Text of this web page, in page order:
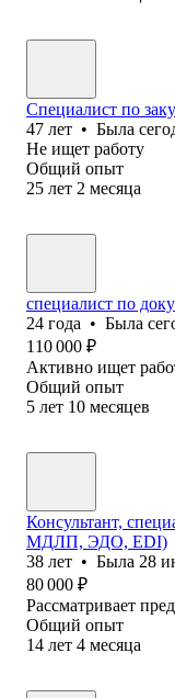
Специалист по
47 лет • Была
Не ищет работу
Общий опыт
25 лет 2 месяца
специалист по
24 года • Была
110 000 ₽
Активно ищет
Общий опыт
5 лет 10 месяцев
Консультант,
МДЛП, ЭДО, EDI)
38 лет • Была 28
80 000 ₽
Рассматривает
Общий опыт
14 лет 4 месяца